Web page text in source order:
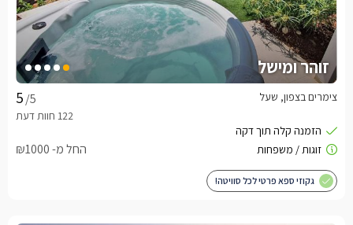
זוהר ומישל
/5 צימרים בצפון, שעל
החל מ- ₪1000
גקוזי ספא פרטי לכל סוויטה!